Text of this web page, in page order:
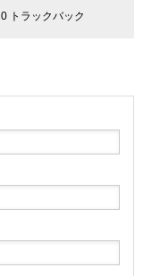
0 トラックバック